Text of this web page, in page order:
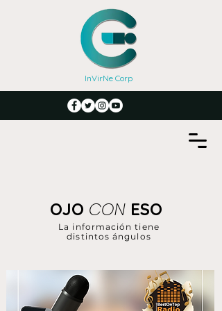
InVirNe Corp
La información tiene
distintos ángulos
OJO CON ESO